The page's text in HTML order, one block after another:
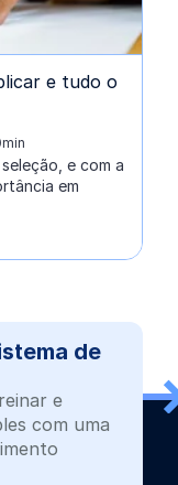
e tudo o
e com a
em
de
e
com uma